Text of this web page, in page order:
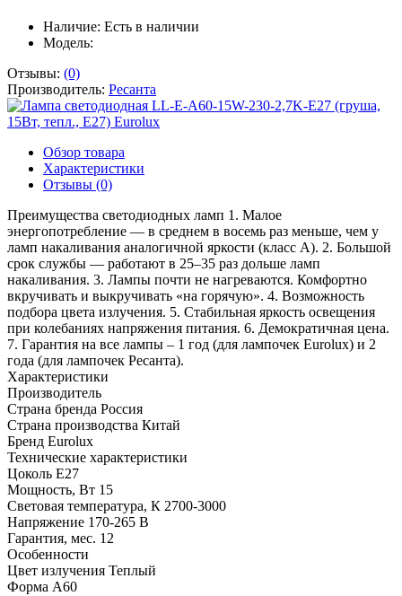
Наличие: Есть в наличии
Модель:
Отзывы: (0)
Производитель: Ресанта
Обзор товара
Характеристики
Отзывы (0)
Преимущества светодиодных ламп 1. Малое
энергопотребление — в среднем в восемь раз меньше, чем у
ламп накаливания аналогичной яркости (класс А). 2. Большой
срок службы — работают в 25–35 раз дольше ламп
накаливания. 3. Лампы почти не нагреваются. Комфортно
вкручивать и выкручивать «на горячую». 4. Возможность
подбора цвета излучения. 5. Стабильная яркость освещения
при колебаниях напряжения питания. 6. Демократичная цена.
7. Гарантия на все лампы – 1 год (для лампочек Eurolux) и 2
года (для лампочек Ресанта).
Характеристики
Производитель
Страна бренда Россия
Страна производства Китай
Бренд Eurolux
Технические характеристики
Цоколь E27
Мощность, Вт 15
Световая температура, К 2700-3000
Напряжение 170-265 В
Гарантия, мес. 12
Особенности
Цвет излучения Теплый
Форма A60